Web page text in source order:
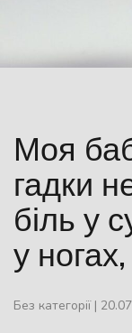
Моя
гадки
біль у
у
Без категорії |